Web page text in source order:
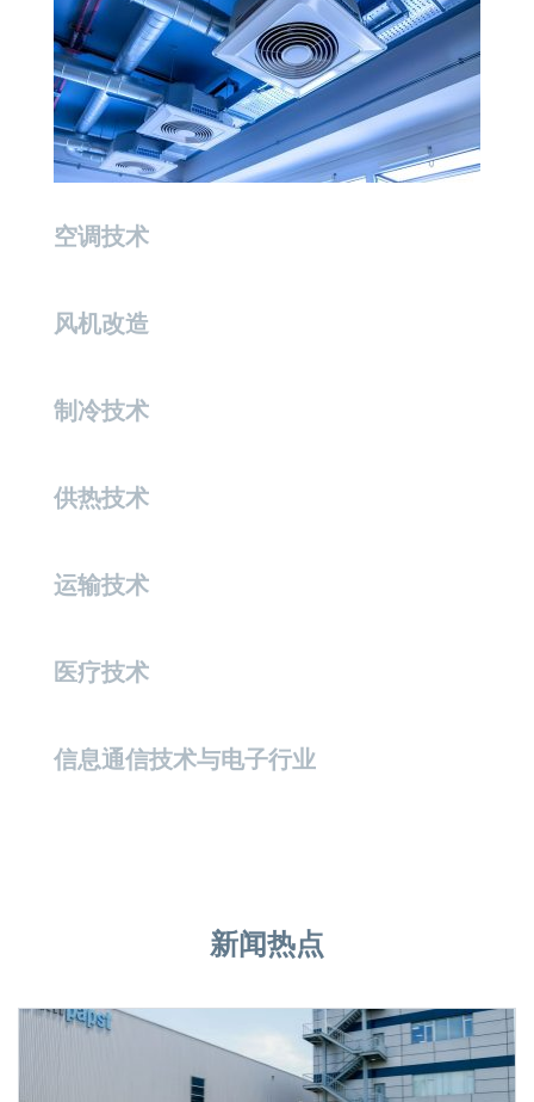
行业有着广泛的应用。我们致力于推动行业发展，
尤其是在降低噪音、减少能耗和优化各个组件等方
面，这完全得益于现代化的集成控制电子。
更多内容
空调技术
风机改造
制冷技术
供热技术
运输技术
医疗技术
信息通信技术与电子行业
新闻热点